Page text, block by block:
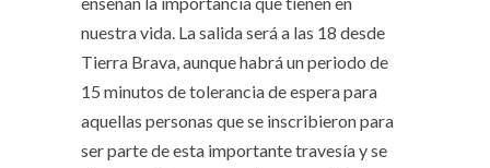
nuestra vida. La salida será a las 18 desde
Tierra Brava, aunque habrá un periodo de
15 minutos de tolerancia de espera para
aquellas personas que se inscribieron para
ser parte de esta importante travesía y se